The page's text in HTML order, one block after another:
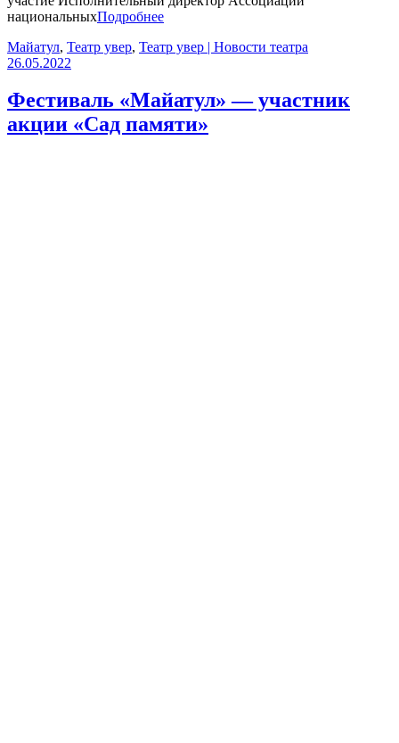
национальныхПодробнее
Майатул, Театр увер, Театр увер | Новости театра
26.05.2022
Фестиваль «Майатул» — участник
акции «Сад памяти»